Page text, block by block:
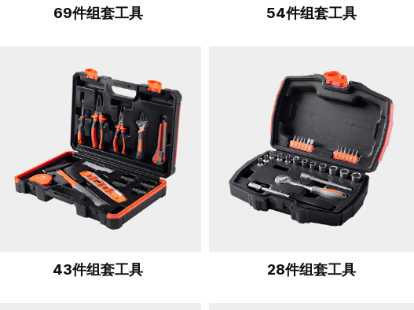
69件组套工具 54件组套工具
43件组套工具 28件组套工具